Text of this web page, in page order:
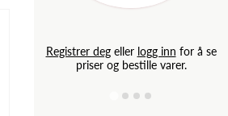
Registrer degeller logg inn for å se
priser og bestille varer.